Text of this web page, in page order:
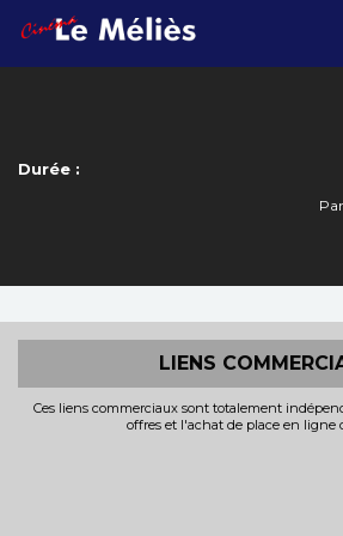
Durée :
LIENS
Ces liens commerciaux sont totalement
offres et l'achat de place en ligne